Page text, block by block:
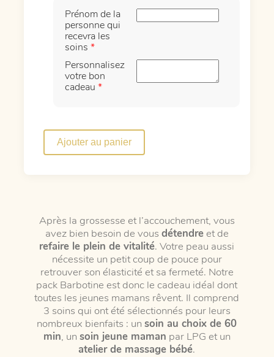
Prénom de la
personne qui
recevra les
soins *
Personnalisez
votre bon
cadeau *
de
Pack
Barbotine
Ajouter au panier
Après la grossesse et l’accouchement, vous
avez bien besoin de vous détendreet de
refaire le plein de vitalité. Votre peau aussi
nécessite un petit coup de pouce pour
retrouver son élasticité et sa fermeté. Notre
pack Barbotine est donc le cadeau idéal dont
toutes les jeunes mamans rêvent. Il comprend
3 soins qui ont été sélectionnés pour leurs
nombreux bienfaits : unsoin au choix de 60
min, un soin jeune maman par LPG et un
atelier de massage bébé.